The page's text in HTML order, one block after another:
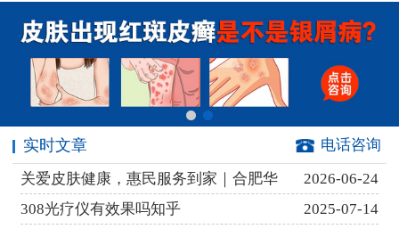
实时文章
电话咨询
关爱皮肤健康，惠民服务到家｜合肥华
2026-06-24
308光疗仪有效果吗知乎
2025-07-14